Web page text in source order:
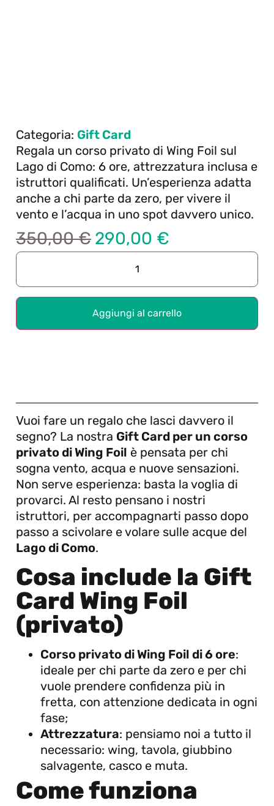
Categoria: Gift Card
Regala un corso privato di Wing Foil sul
Lago di Como: 6 ore, attrezzatura inclusa e
istruttori qualificati. Un’esperienza adatta
anche a chi parte da zero, per vivere il
vento e l’acqua in uno spot davvero unico.
350,00€ 290,00 €
Aggiungi al carrello
Vuoi fare un regalo che lasci davvero il
segno? La nostra Gift Card per un corso
privato di Wing Foil è pensata per chi
sogna vento, acqua e nuove sensazioni.
Non serve esperienza: basta la voglia di
provarci. Al resto pensano i nostri
istruttori, per accompagnarti passo dopo
passo a scivolare e volare sulle acque del
Lago di Como.
Cosa include la Gift
Card Wing Foil
(privato)
Corso privato di Wing Foil di 6 ore:
ideale per chi parte da zero e per chi
vuole prendere confidenza più in
fretta, con attenzione dedicata in ogni
fase;
Attrezzatura: pensiamo noi a tutto il
necessario: wing, tavola, giubbino
salvagente, casco e muta.
Come funziona